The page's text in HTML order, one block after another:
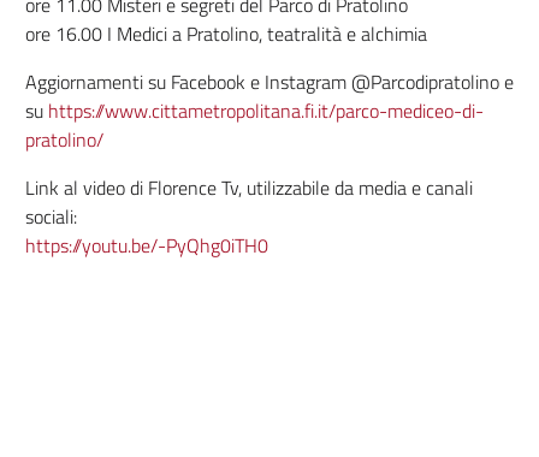
ore 16.00 I Medici a Pratolino, teatralità e alchimia
Aggiornamenti su Facebook e Instagram @Parcodipratolino e
su https://www.cittametropolitana.fi.it/parco-mediceo-di-
pratolino/
Link al video di Florence Tv, utilizzabile da media e canali
sociali:
https://youtu.be/-PyQhg0iTH0